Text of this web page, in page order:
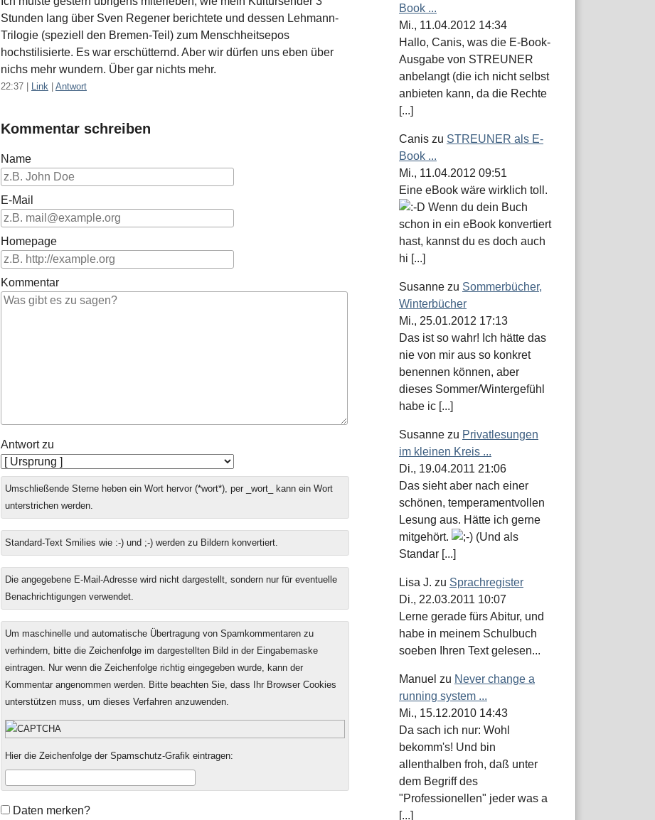
Stunden lang über Sven Regener berichtete und dessen Lehmann-
Trilogie (speziell den Bremen-Teil) zum Menschheitsepos
hochstilisierte. Es war erschütternd. Aber wir dürfen uns eben über
nichs mehr wundern. Über gar nichts mehr.
22:37 Link Antwort
Kommentar schreiben
Name
E-Mail
Homepage
Kommentar
Antwort zu
Umschließende Sterne heben ein Wort hervor (*wort*), per _wort_ kann ein Wort
unterstrichen werden.
Standard-Text Smilies wie :-) und ;-) werden zu Bildern konvertiert.
Die angegebene E-Mail-Adresse wird nicht dargestellt, sondern nur für eventuelle
Benachrichtigungen verwendet.
Um maschinelle und automatische Übertragung von Spamkommentaren zu
verhindern, bitte die Zeichenfolge im dargestellten Bild in der Eingabemaske
eintragen. Nur wenn die Zeichenfolge richtig eingegeben wurde, kann der
Kommentar angenommen werden. Bitte beachten Sie, dass Ihr Browser Cookies
unterstützen muss, um dieses Verfahren anzuwenden.
Hier die Zeichenfolge der Spamschutz-Grafik eintragen:
Formular-
Daten merken?
Book ...
Mi., 11.04.2012 14:34
Hallo, Canis, was die E-Book-
Ausgabe von STREUNER
anbelangt (die ich nicht selbst
anbieten kann, da die Rechte
[...]
Canis zu STREUNER als E-
Book ...
Mi., 11.04.2012 09:51
Eine eBook wäre wirklich toll.
Wenn du dein Buch
schon in ein eBook konvertiert
hast, kannst du es doch auch
hi [...]
Susanne zu Sommerbücher,
Winterbücher
Mi., 25.01.2012 17:13
Das ist so wahr! Ich hätte das
nie von mir aus so konkret
benennen können, aber
dieses Sommer/Wintergefühl
habe ic [...]
Susanne zu Privatlesungen
im kleinen Kreis ...
Di., 19.04.2011 21:06
Das sieht aber nach einer
schönen, temperamentvollen
Lesung aus. Hätte ich gerne
mitgehört.
(Und als
Standar [...]
Lisa J. zu Sprachregister
Di., 22.03.2011 10:07
Lerne gerade fürs Abitur, und
habe in meinem Schulbuch
soeben Ihren Text gelesen...
Manuel zu Never change a
running system ...
Mi., 15.12.2010 14:43
Da sach ich nur: Wohl
bekomm's! Und bin
allenthalben froh, daß unter
dem Begriff des
"Professionellen" jeder was a
[...]